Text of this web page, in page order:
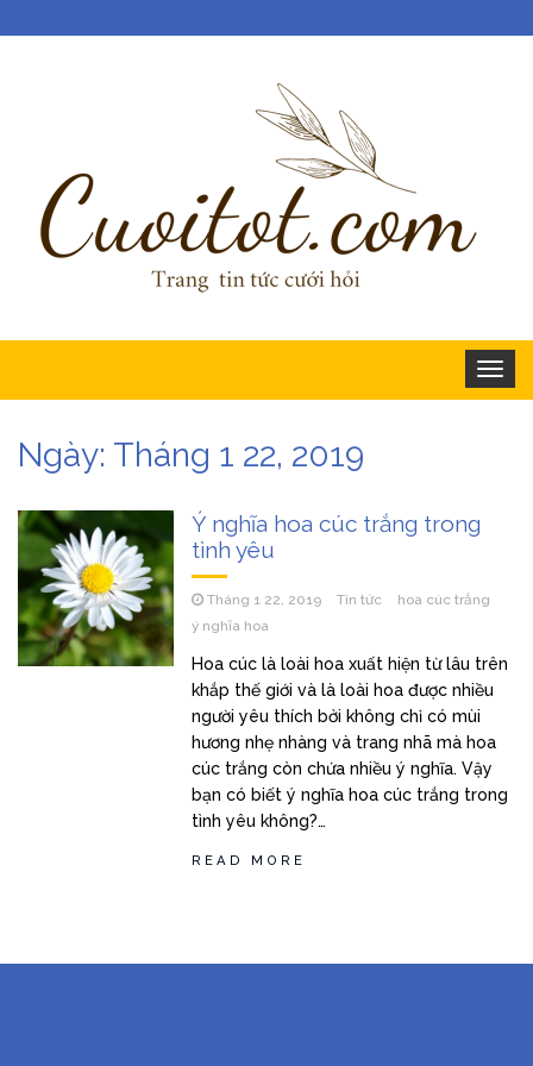
Ngày: Tháng 1 22, 2019
Ý nghĩa hoa cúc trắng trong
tình yêu
Tháng 1 22, 2019 Tin tức
hoa cúc trắng
ý nghĩa hoa
Hoa cúc là loài hoa xuất hiện từ lâu trên
khắp thế giới và là loài hoa được nhiều
người yêu thích bởi không chỉ có mùi
hương nhẹ nhàng và trang nhã mà hoa
cúc trắng còn chứa nhiều ý nghĩa. Vậy
bạn có biết ý nghĩa hoa cúc trắng trong
tình yêu không?…
READ MORE